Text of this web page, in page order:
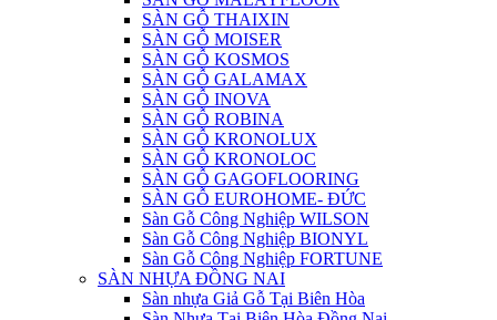
SÀN GỖ THAIXIN
SÀN GỖ MOISER
SÀN GỖ KOSMOS
SÀN GỖ GALAMAX
SÀN GỖ INOVA
SÀN GỖ ROBINA
SÀN GỖ KRONOLUX
SÀN GỖ KRONOLOC
SÀN GỖ GAGOFLOORING
SÀN GỖ EUROHOME- ĐỨC
Sàn Gỗ Công Nghiệp WILSON
Sàn Gỗ Công Nghiệp BIONYL
Sàn Gỗ Công Nghiệp FORTUNE
SÀN NHỰA ĐỒNG NAI
Sàn nhựa Giả Gỗ Tại Biên Hòa